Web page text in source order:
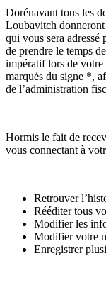
Dorénavant tous les
Loubavitch
qui vous sera adressé
de prendre le temps
impératif lors de votre
marqués du signe *,
de l’administration
Hormis le fait de
vous connectant à
Retrouver
Rééditer tous
Modifier les
Modifier votre
Enregistrer